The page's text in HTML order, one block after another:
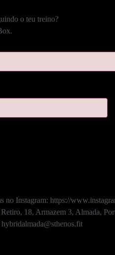
o teu treino?
no Instagram: https://
18, Armazem 3, Almada,